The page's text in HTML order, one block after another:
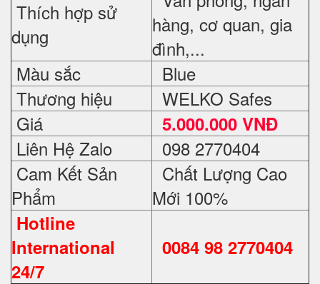
Thích hợp sử
dụng
hàng, cơ quan, gia
đình,...
Màu sắc
Blue
Thương hiệu
WELKO Safes
Giá
5.000.000 VNĐ
Liên Hệ Zalo
098 2770404
Cam Kết Sản
Phẩm
Chất Lượng Cao
Mới 100%
Hotline
International
24/7
0084 98 2770404